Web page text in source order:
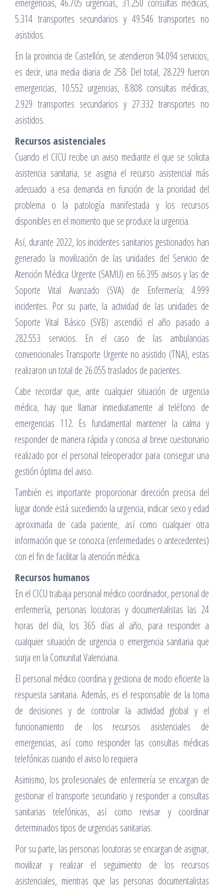
5.314 transportes secundarios y 49.546 transportes no
asistidos.
En la provincia de Castellón, se atendieron 94.094 servicios,
es decir, una media diaria de 258. Del total, 28.229 fueron
emergencias, 10.552 urgencias, 8.808 consultas médicas,
2.929 transportes secundarios y 27.332 transportes no
asistidos.
Recursos asistenciales
Cuando el CICU recibe un aviso mediante el que se solicita
asistencia sanitaria, se asigna el recurso asistencial más
adecuado a esa demanda en función de la prioridad del
problema o la patología manifestada y los recursos
disponibles en el momento que se produce la urgencia.
Así, durante 2022, los incidentes sanitarios gestionados han
generado la movilización de las unidades del Servicio de
Atención Médica Urgente (SAMU) en 66.395 avisos y las de
Soporte Vital Avanzado (SVA) de Enfermería; 4.999
incidentes. Por su parte, la actividad de las unidades de
Soporte Vital Básico (SVB) ascendió el año pasado a
282.553 servicios. En el caso de las ambulancias
convencionales Transporte Urgente no asistido (TNA), estas
realizaron un total de 26.055 traslados de pacientes.
Cabe recordar que, ante cualquier situación de urgencia
médica, hay que llamar inmediatamente al teléfono de
emergencias 112. Es fundamental mantener la calma y
responder de manera rápida y concisa al breve cuestionario
realizado por el personal teleoperador para conseguir una
gestión óptima del aviso.
También es importante proporcionar dirección precisa del
lugar donde está sucediendo la urgencia, indicar sexo y edad
aproximada de cada paciente, así como cualquier otra
información que se conozca (enfermedades o antecedentes)
con el fin de facilitar la atención médica.
Recursos humanos
En el CICU trabaja personal médico coordinador, personal de
enfermería, personas locutoras y documentalistas las 24
horas del día, los 365 días al año, para responder a
cualquier situación de urgencia o emergencia sanitaria que
surja en la Comunitat Valenciana.
El personal médico coordina y gestiona de modo eficiente la
respuesta sanitaria. Además, es el responsable de la toma
de decisiones y de controlar la actividad global y el
funcionamiento de los recursos asistenciales de
emergencias, así como responder las consultas médicas
telefónicas cuando el aviso lo requiera
Asimismo, los profesionales de enfermería se encargan de
gestionar el transporte secundario y responder a consultas
sanitarias telefónicas, así como revisar y coordinar
determinados tipos de urgencias sanitarias.
Por su parte, las personas locutoras se encargan de asignar,
movilizar y realizar el seguimiento de los recursos
asistenciales, mientras que las personas documentalistas